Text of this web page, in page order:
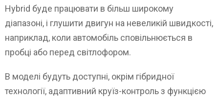
Hybrid буде працювати в більш широкому
діапазоні, і глушити двигун на невеликій швидкості,
наприклад, коли автомобіль сповільнюється в
пробці або перед світлофором.
В моделі будуть доступні, окрім гібридної
технології, адаптивний круїз-контроль з функцією